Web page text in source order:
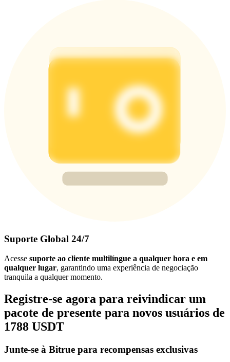
Suporte Global 24/7
Acesse suporte ao cliente multilíngue a qualquer hora e em
qualquer lugar, garantindo uma experiência de negociação
tranquila a qualquer momento.
Registre-se agora para reivindicar um
pacote de presente para novos usuários de
1788 USDT
Junte-se à Bitrue para recompensas exclusivas